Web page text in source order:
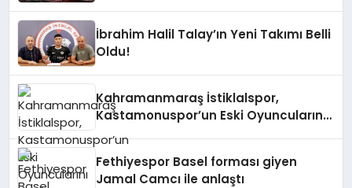
İbrahim Halil Talay’ın Yeni Takımı Belli
Oldu!
Kahramanmaraş İstiklalspor,
Kastamonuspor’un Eski Oyuncularını
Topluyor!
Fethiyespor Basel forması giyen
Jamal Camcı ile anlaştı